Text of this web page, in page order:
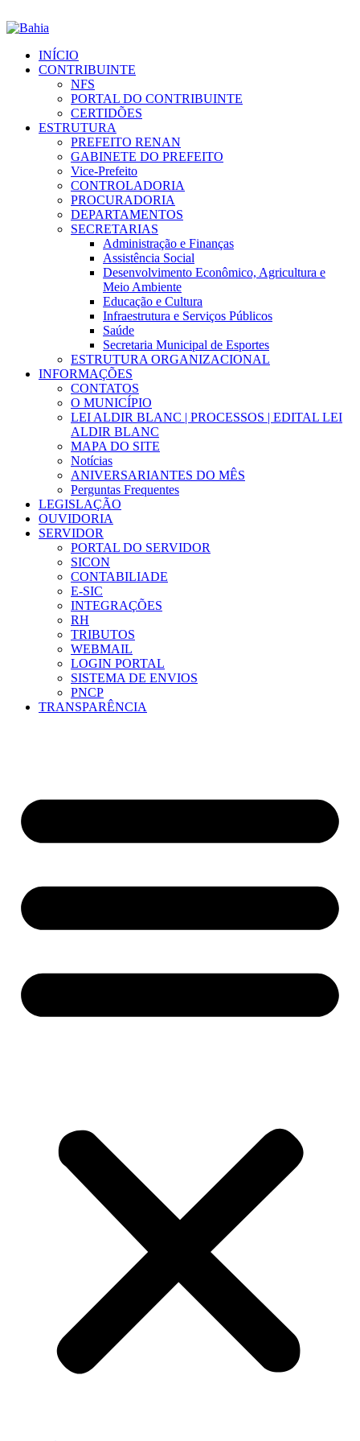
INÍCIO
CONTRIBUINTE
NFS
PORTAL DO CONTRIBUINTE
CERTIDÕES
ESTRUTURA
PREFEITO RENAN
GABINETE DO PREFEITO
Vice-Prefeito
CONTROLADORIA
PROCURADORIA
DEPARTAMENTOS
SECRETARIAS
Administração e Finanças
Assistência Social
Desenvolvimento Econômico, Agricultura e
Meio Ambiente
Educação e Cultura
Infraestrutura e Serviços Públicos
Saúde
Secretaria Municipal de Esportes
ESTRUTURA ORGANIZACIONAL
INFORMAÇÕES
CONTATOS
O MUNICÍPIO
LEI ALDIR BLANC | PROCESSOS | EDITAL LEI
ALDIR BLANC
MAPA DO SITE
Notícias
ANIVERSARIANTES DO MÊS
Perguntas Frequentes
LEGISLAÇÃO
OUVIDORIA
SERVIDOR
PORTAL DO SERVIDOR
SICON
CONTABILIADE
E-SIC
INTEGRAÇÕES
RH
TRIBUTOS
WEBMAIL
LOGIN PORTAL
SISTEMA DE ENVIOS
PNCP
TRANSPARÊNCIA